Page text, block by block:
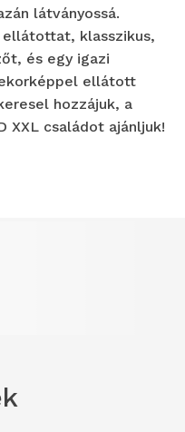
látványossá.
klasszikus,
és egy igazi
ellátott
hozzájuk, a
XXL családot ajánljuk!